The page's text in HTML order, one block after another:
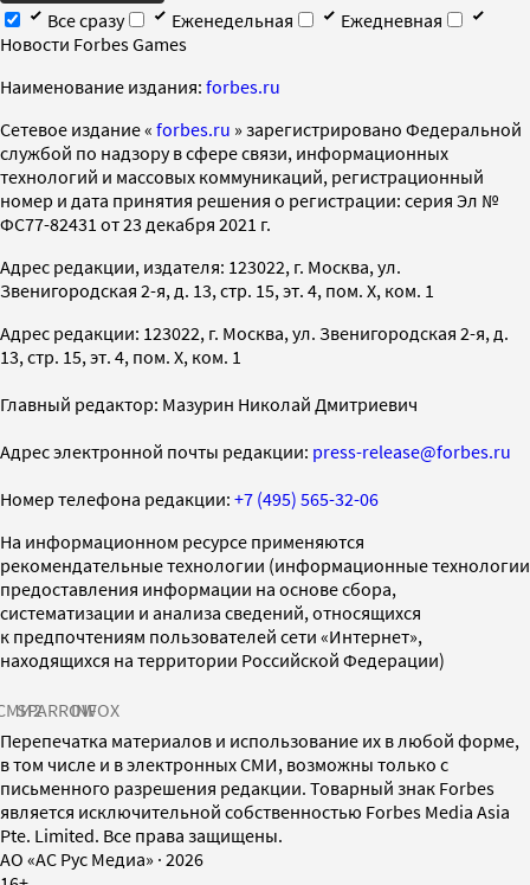
Все сразу
Еженедельная
Ежедневная
Новости Forbes Games
Наименование издания: forbes.ru
Cетевое издание « forbes.ru » зарегистрировано Федеральной
службой по надзору в сфере связи, информационных
технологий и массовых коммуникаций, регистрационный
номер и дата принятия решения о регистрации: серия Эл №
ФС77-82431 от 23 декабря 2021 г.
Адрес редакции, издателя: 123022, г. Москва, ул.
Звенигородская 2-я, д. 13, стр. 15, эт. 4, пом. X, ком. 1
Адрес редакции: 123022, г. Москва, ул. Звенигородская 2-я, д.
13, стр. 15, эт. 4, пом. X, ком. 1
Главный редактор: Мазурин Николай Дмитриевич
Адрес электронной почты редакции: press-release@forbes.ru
Номер телефона редакции: +7 (495) 565-32-06
На информационном ресурсе применяются
рекомендательные технологии (информационные технологии
предоставления информации на основе сбора,
систематизации и анализа сведений, относящихся
к предпочтениям пользователей сети «Интернет»,
находящихся на территории Российской Федерации)
SPARROWINFOX
Перепечатка материалов и использование их в любой форме,
в том числе и в электронных СМИ, возможны только с
письменного разрешения редакции. Товарный знак Forbes
является исключительной собственностью Forbes Media Asia
Pte. Limited. Все права защищены.
AO «АС Рус Медиа» · 2026